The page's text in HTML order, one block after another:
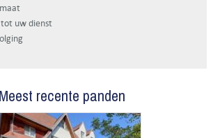
tot uw dienst
Meest recente panden